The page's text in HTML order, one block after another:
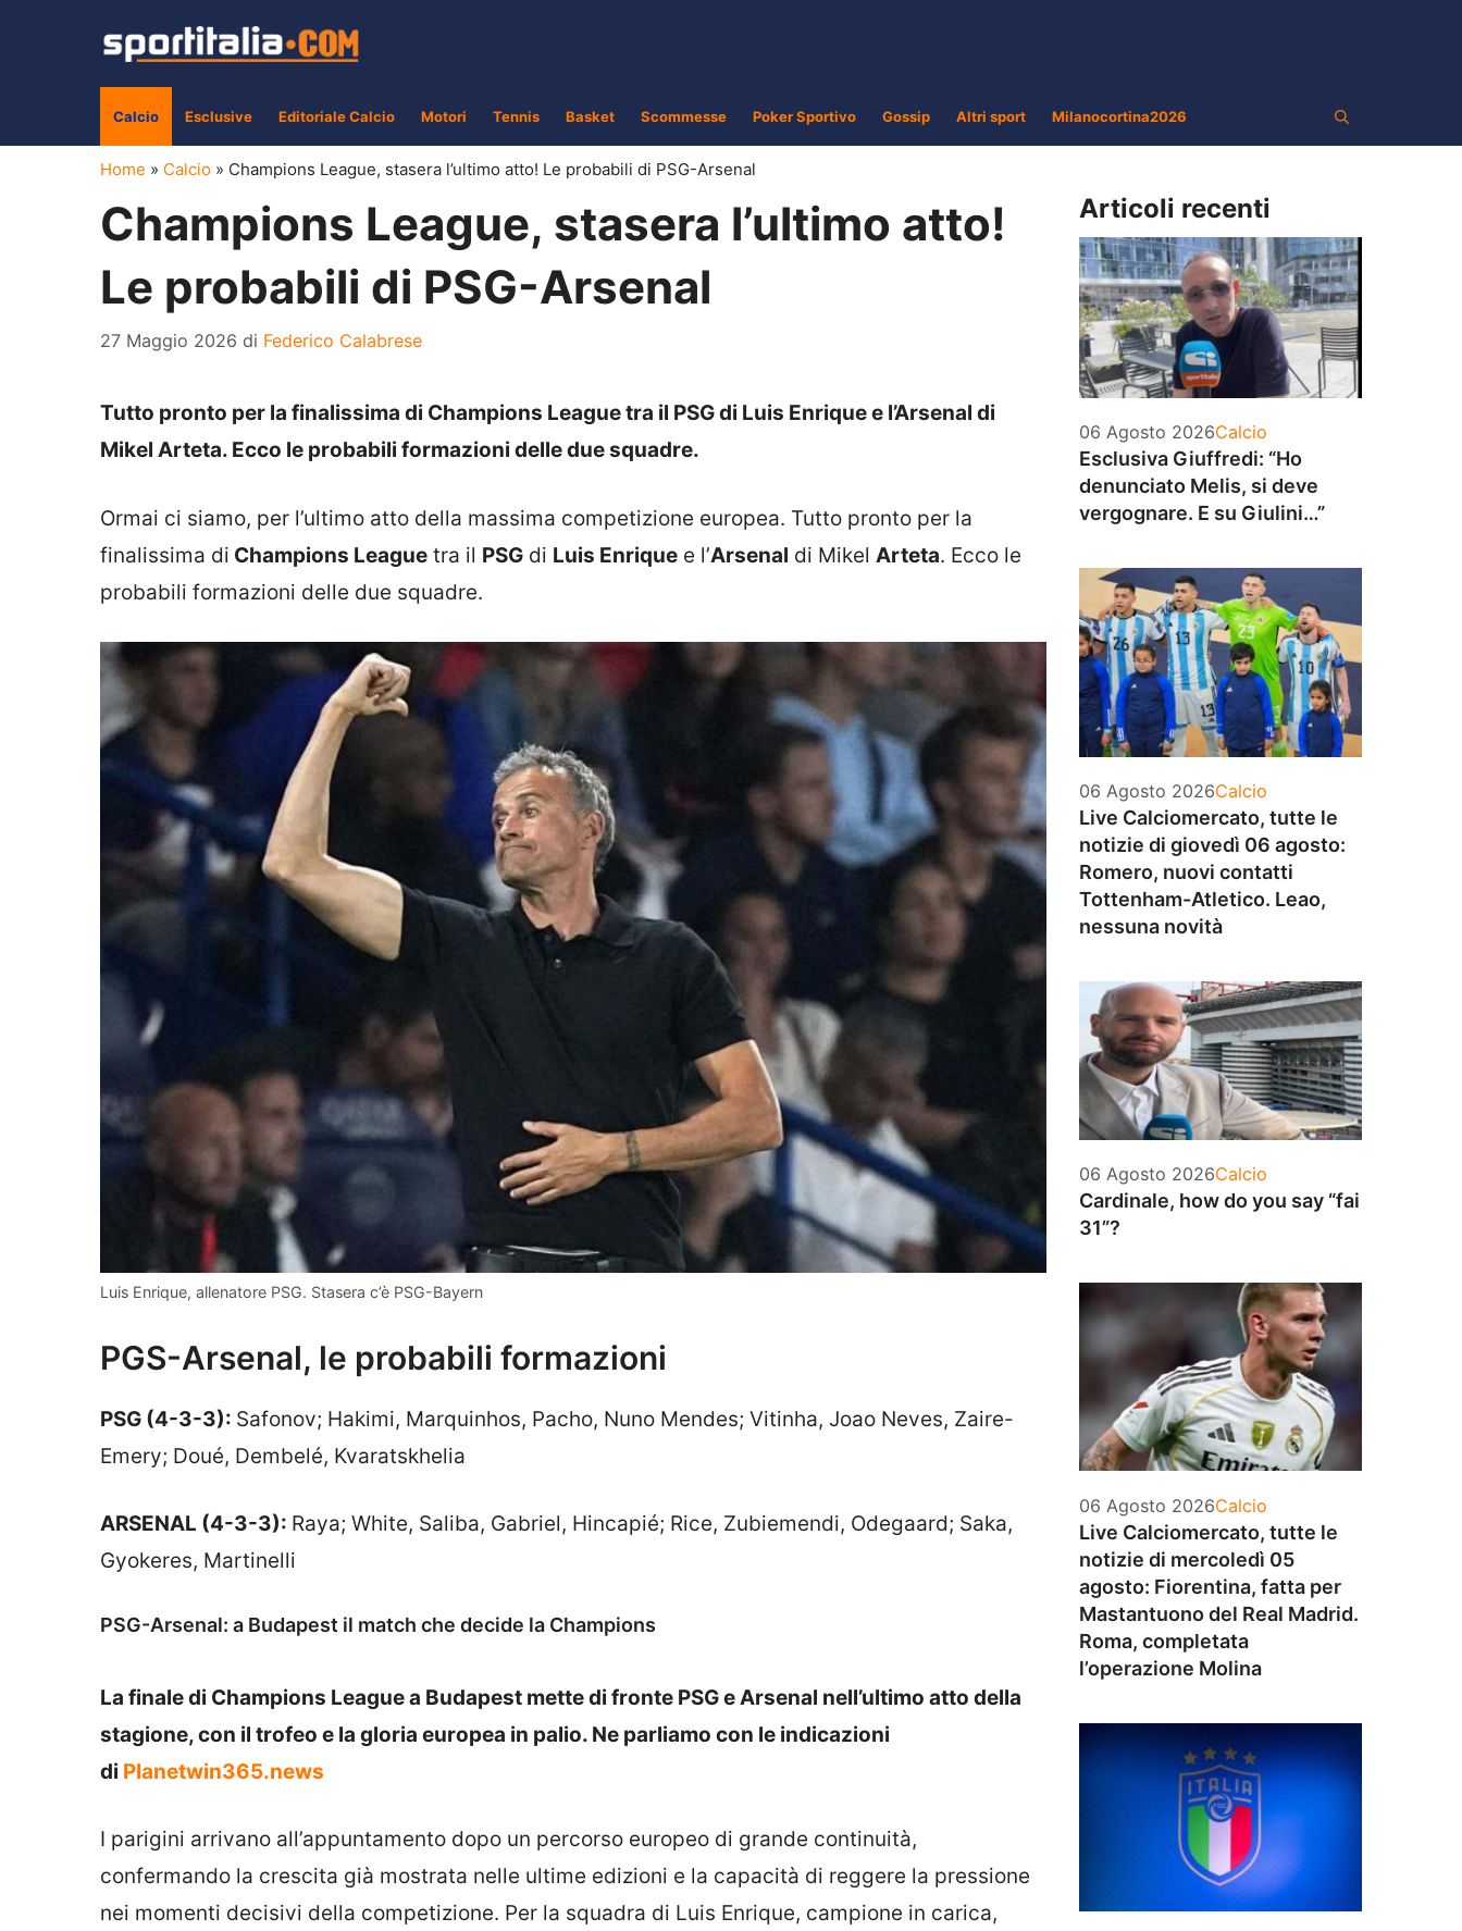
Calcio Esclusive Editoriale Calcio Motori Tennis Basket Scommesse Poker Sportivo Gossip Altri sport Milanocortina2026
Home » Calcio » Champions League, stasera l’ultimo atto! Le probabili di PSG-Arsenal
Champions League, stasera l’ultimo atto!
Le probabili di PSG-Arsenal
27 Maggio 2026 di Federico Calabrese
Tutto pronto per la finalissima di Champions League tra il PSG di Luis Enrique e l’Arsenal di
Mikel Arteta. Ecco le probabili formazioni delle due squadre.
Ormai ci siamo, per l’ultimo atto della massima competizione europea. Tutto pronto per la
finalissima di Champions League tra il PSG di Luis Enrique e l’Arsenal di Mikel Arteta. Ecco le
probabili formazioni delle due squadre.
Luis Enrique, allenatore PSG. Stasera c’è PSG-Bayern
PGS-Arsenal, le probabili formazioni
PSG (4-3-3): Safonov; Hakimi, Marquinhos, Pacho, Nuno Mendes; Vitinha, Joao Neves, Zaire-
Emery; Doué, Dembelé, Kvaratskhelia
ARSENAL (4-3-3): Raya; White, Saliba, Gabriel, Hincapié; Rice, Zubiemendi, Odegaard; Saka,
Gyokeres, Martinelli
PSG-Arsenal: a Budapest il match che decide la Champions
La finale di Champions League a Budapest mette di fronte PSG e Arsenal nell’ultimo atto della
stagione, con il trofeo e la gloria europea in palio. Ne parliamo con le indicazioni
di Planetwin365.news
I parigini arrivano all’appuntamento dopo un percorso europeo di grande continuità,
confermando la crescita già mostrata nelle ultime edizioni e la capacità di reggere la pressione
nei momenti decisivi della competizione. Per la squadra di Luis Enrique, campione in carica,
Articoli recenti
06 Agosto 2026Categorie
Calcio
Esclusiva Giuffredi: “Ho
denunciato Melis, si deve
vergognare. E su Giulini…”
06 Agosto 2026Categorie
Calcio
Live Calciomercato, tutte le
notizie di giovedì 06 agosto:
Romero, nuovi contatti
Tottenham-Atletico. Leao,
nessuna novità
06 Agosto 2026Categorie
Calcio
Cardinale, how do you say “fai
31”?
06 Agosto 2026Categorie
Calcio
Live Calciomercato, tutte le
notizie di mercoledì 05
agosto: Fiorentina, fatta per
Mastantuono del Real Madrid.
Roma, completata
l’operazione Molina